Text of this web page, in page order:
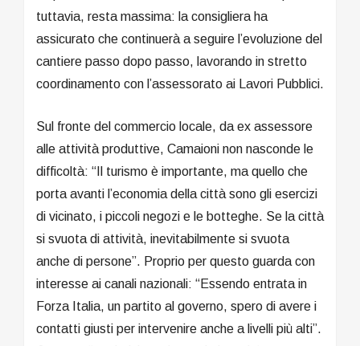
tuttavia, resta massima: la consigliera ha
assicurato che continuerà a seguire l’evoluzione del
cantiere passo dopo passo, lavorando in stretto
coordinamento con l’assessorato ai Lavori Pubblici.
Sul fronte del commercio locale, da ex assessore
alle attività produttive, Camaioni non nasconde le
difficoltà: “Il turismo è importante, ma quello che
porta avanti l’economia della città sono gli esercizi
di vicinato, i piccoli negozi e le botteghe. Se la città
si svuota di attività, inevitabilmente si svuota
anche di persone”. Proprio per questo guarda con
interesse ai canali nazionali: “Essendo entrata in
Forza Italia, un partito al governo, spero di avere i
contatti giusti per intervenire anche a livelli più alti”.